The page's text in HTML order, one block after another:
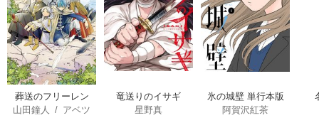
葬送のフリーレン
山田鐘人 / アベツ
竜送りのイサギ
星野真
氷の城壁 単行本版
【フルカラー】
阿賀沢紅茶